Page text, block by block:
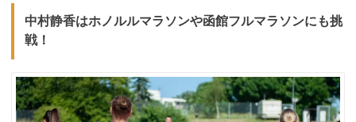
中村静香はホノルルマラソンや函館フルマラソンにも挑
戦！